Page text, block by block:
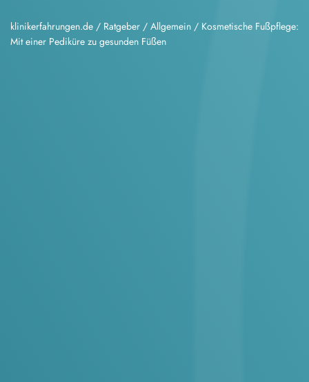
klinikerfahrungen.de / Ratgeber / Allgemein / Kosmetische Fußpflege:
Mit einer Pediküre zu gesunden Füßen